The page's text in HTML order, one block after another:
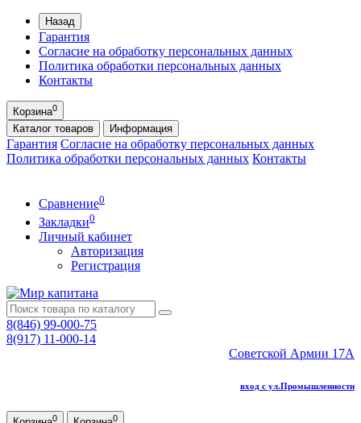
Назад
Гарантия
Согласие на обработку персональных данных
Политика обработки персональных данных
Контакты
Корзина0
Каталог товаров Информация
Гарантия Согласие на обработку персональных данных
Политика обработки персональных данных Контакты
Сравнение0
Закладки0
Личный кабинет
Авторизация
Регистрация
8(846) 99-000-75
8(917) 11-000-14
Советской Армии 17А
вход с ул.Промышленности
0 0